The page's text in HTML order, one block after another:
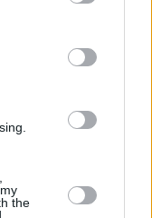
party tags to
in below Google
the
που πήρε
άλλαξε την
υπογραφή σε...